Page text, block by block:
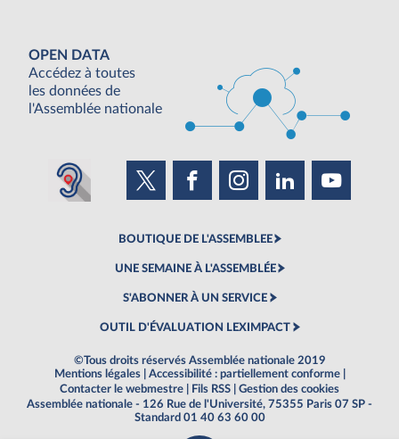
OPEN DATA
Accédez à toutes
les données de
l'Assemblée nationale
BOUTIQUE DE L'ASSEMBLEE
UNE SEMAINE À L'ASSEMBLÉE
S'ABONNER À UN SERVICE
OUTIL D'ÉVALUATION LEXIMPACT
©Tous droits réservés Assemblée nationale 2019
Mentions légales
Accessibilité : partiellement conforme
Contacter le webmestre
Fils RSS
Gestion des cookies
Assemblée nationale - 126 Rue de l'Université, 75355 Paris 07 SP -
Standard 01 40 63 60 00